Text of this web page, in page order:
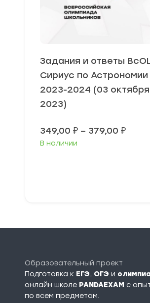
Задания и ответы
Сириус по Астрономии
2023-2024 (03 октября
2023)
349,00 ₽ – 379,00 ₽
В наличии
Образовательный проект
Подготовка к ЕГЭ, ОГЭ и
онлайн школе PANDAEXAM c
по всем предметам.